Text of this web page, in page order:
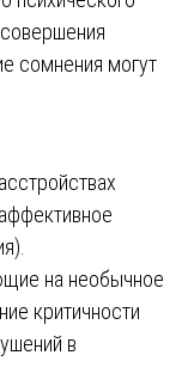
сомнения могут
на необычное
критичности
в